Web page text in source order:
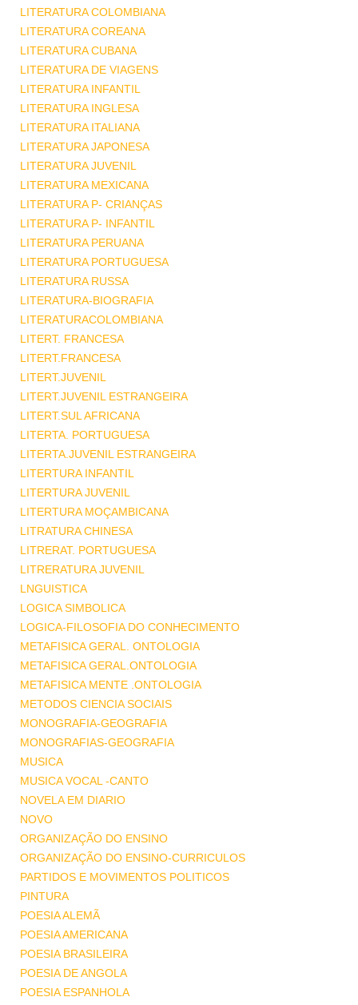
LITERATURA COLOMBIANA
LITERATURA COREANA
LITERATURA CUBANA
LITERATURA DE VIAGENS
LITERATURA INFANTIL
LITERATURA INGLESA
LITERATURA ITALIANA
LITERATURA JAPONESA
LITERATURA JUVENIL
LITERATURA MEXICANA
LITERATURA P- CRIANÇAS
LITERATURA P- INFANTIL
LITERATURA PERUANA
LITERATURA PORTUGUESA
LITERATURA RUSSA
LITERATURA-BIOGRAFIA
LITERATURACOLOMBIANA
LITERT. FRANCESA
LITERT.FRANCESA
LITERT.JUVENIL
LITERT.JUVENIL ESTRANGEIRA
LITERT.SUL AFRICANA
LITERTA. PORTUGUESA
LITERTA.JUVENIL ESTRANGEIRA
LITERTURA INFANTIL
LITERTURA JUVENIL
LITERTURA MOÇAMBICANA
LITRATURA CHINESA
LITRERAT. PORTUGUESA
LITRERATURA JUVENIL
LNGUISTICA
LOGICA SIMBOLICA
LOGICA-FILOSOFIA DO CONHECIMENTO
METAFISICA GERAL. ONTOLOGIA
METAFISICA GERAL.ONTOLOGIA
METAFISICA MENTE .ONTOLOGIA
METODOS CIENCIA SOCIAIS
MONOGRAFIA-GEOGRAFIA
MONOGRAFIAS-GEOGRAFIA
MUSICA
MUSICA VOCAL -CANTO
NOVELA EM DIARIO
NOVO
ORGANIZAÇÃO DO ENSINO
ORGANIZAÇÃO DO ENSINO-CURRICULOS
PARTIDOS E MOVIMENTOS POLITICOS
PINTURA
POESIA ALEMÃ
POESIA AMERICANA
POESIA BRASILEIRA
POESIA DE ANGOLA
POESIA ESPANHOLA